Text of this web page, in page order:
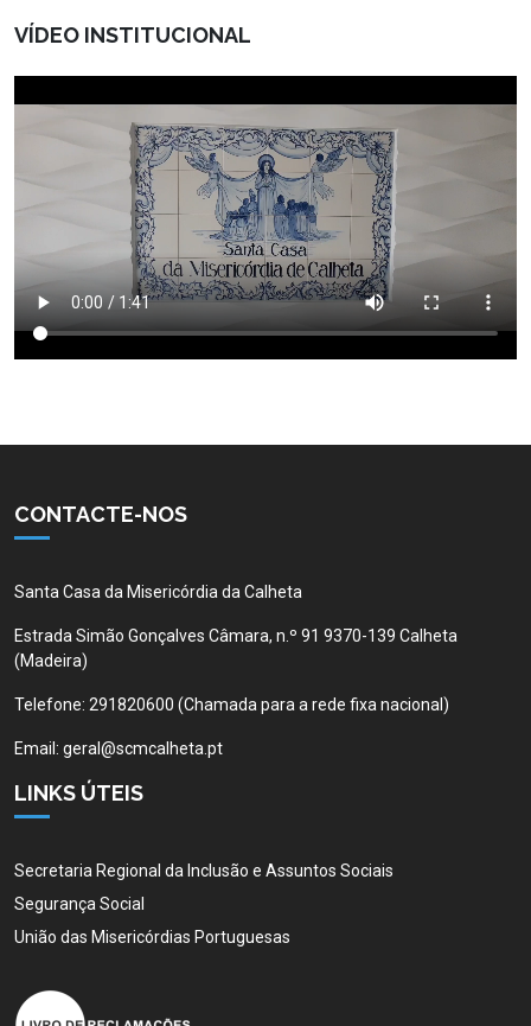
VÍDEO INSTITUCIONAL
CONTACTE-NOS
Santa Casa da Misericórdia da Calheta
Estrada Simão Gonçalves Câmara, n.º 91 9370-139 Calheta
(Madeira)
Telefone: 291820600 (Chamada para a rede fixa nacional)
Email: geral@scmcalheta.pt
LINKS ÚTEIS
Secretaria Regional da Inclusão e Assuntos Sociais
Segurança Social
União das Misericórdias Portuguesas